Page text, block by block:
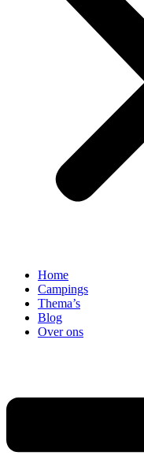
Home
Campings
Thema’s
Blog
Over ons